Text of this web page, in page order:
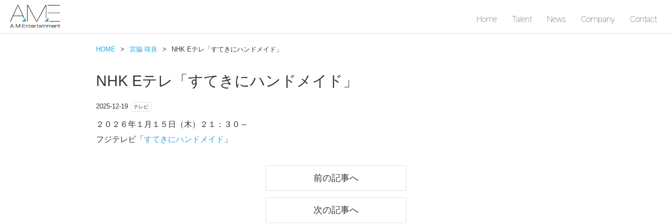
Home Talent News Company Contact
HOME > 宮脇 咲良 > NHK Eテレ「すてきにハンドメイド」
NHK Eテレ「すてきにハンドメイド」
2025-12-19 テレビ
２０２６年１月１５日（木）２１：３０～
フジテレビ「 すてきにハンドメイド 」
前の記事へ
次の記事へ